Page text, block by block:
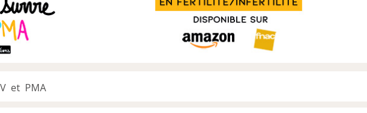
et PMA